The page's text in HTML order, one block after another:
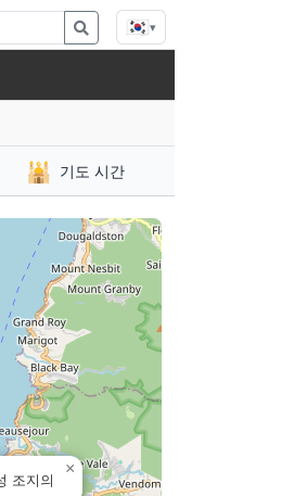
🇰🇷▾
🕌 기도 시간
조지의
×